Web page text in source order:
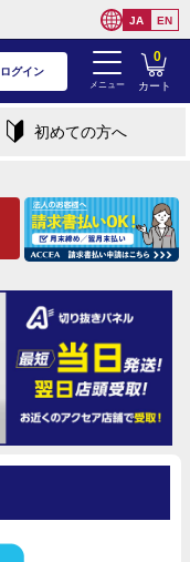
ログイン
メニュー カート
0
初めての方へ
JA EN